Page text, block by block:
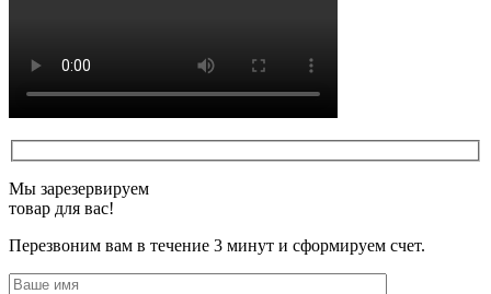
Мы зарезервируем
товар для вас!
Перезвоним вам в течение 3 минут и сформируем счет.